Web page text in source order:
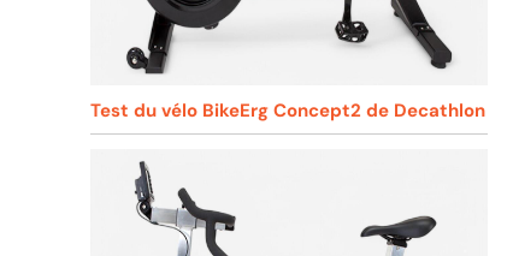
Test du vélo BikeErg Concept2 de Decathlon